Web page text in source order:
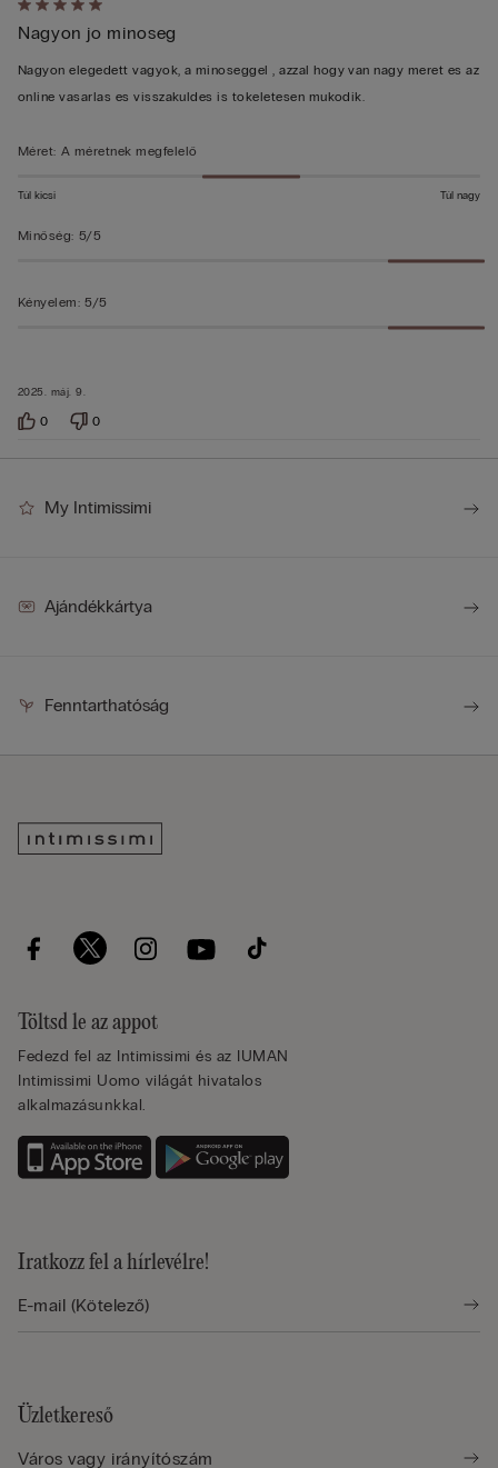
Értékelés:
5/5
2025. máj. 9.
Nagyon jo minoseg
Nagyon elegedett vagyok, a minoseggel , azzal hogy van nagy meret es az
online vasarlas es visszakuldes is tokeletesen mukodik.
Méret: A méretnek megfelelő
Túl kicsi Túl nagy
Minőség: 5/5
Kényelem: 5/5
0 0
My Intimissimi
Ajándékkártya
Fenntarthatóság
Töltsd le az appot
Fedezd fel az Intimissimi és az IUMAN
Intimissimi Uomo világát hivatalos
alkalmazásunkkal.
Iratkozz fel a hírlevélre!
Üzletkereső